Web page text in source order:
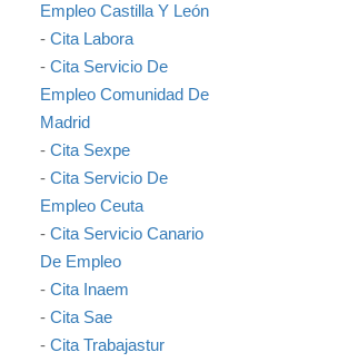
Empleo Castilla Y León
- Cita Labora
- Cita Servicio De
Empleo Comunidad De
Madrid
- Cita Sexpe
- Cita Servicio De
Empleo Ceuta
- Cita Servicio Canario
De Empleo
- Cita Inaem
- Cita Sae
- Cita Trabajastur